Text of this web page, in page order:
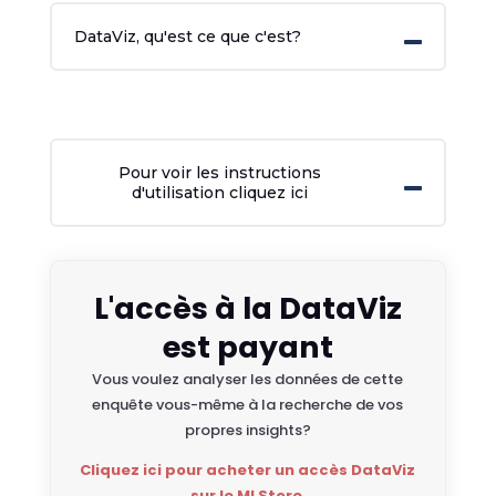
DataViz, qu'est ce que c'est?
Pour voir les instructions
d'utilisation cliquez ici
L'accès à la DataViz
est payant
Vous voulez analyser les données de cette
enquête vous-même à la recherche de vos
propres insights?
Cliquez ici pour acheter un accès DataViz